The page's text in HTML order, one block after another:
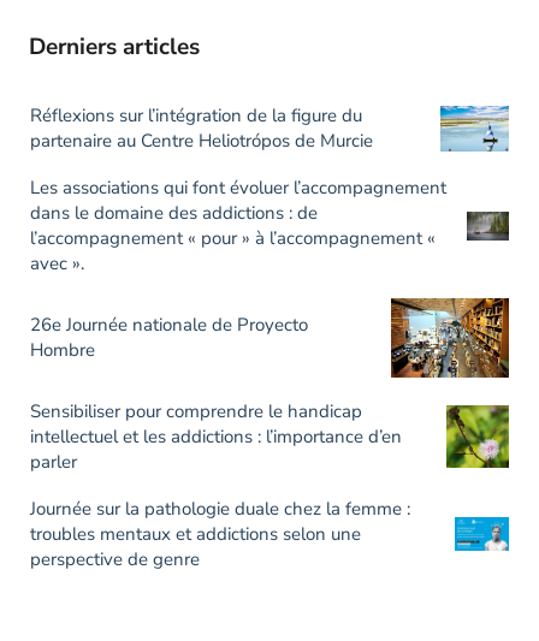
Derniers articles
Réflexions sur l’intégration de la figure du
partenaire au Centre Heliotrópos de Murcie
Les associations qui font évoluer l’accompagnement
dans le domaine des addictions : de
l’accompagnement « pour » à l’accompagnement «
avec ».
26e Journée nationale de Proyecto
Hombre
Sensibiliser pour comprendre le handicap
intellectuel et les addictions : l’importance d’en
parler
Journée sur la pathologie duale chez la femme :
troubles mentaux et addictions selon une
perspective de genre